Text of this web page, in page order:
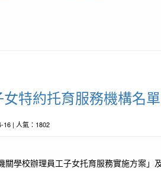
特約托育服務機構名
16 | 人氣：1802
關學校辦理員工子女托育服務實施方案」